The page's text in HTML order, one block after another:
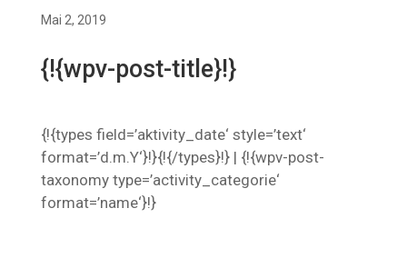
Mai 2, 2019
{!{wpv-post-title}!}
{!{types field=’aktivity_date‘ style=’text‘
format=’d.m.Y‘}!}{!{/types}!} | {!{wpv-post-
taxonomy type=’activity_categorie‘
format=’name‘}!}